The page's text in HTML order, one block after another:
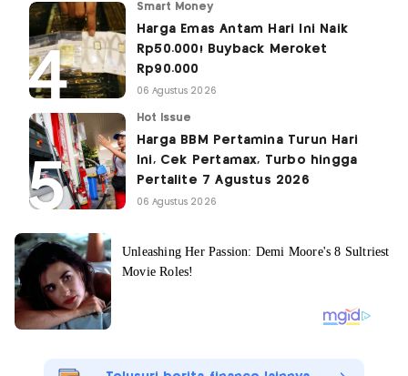
Smart Money
Harga Emas Antam Hari Ini Naik
Rp50.000! Buyback Meroket
Rp90.000
06 Agustus 2026
Hot Issue
Harga BBM Pertamina Turun Hari
Ini, Cek Pertamax, Turbo hingga
Pertalite 7 Agustus 2026
06 Agustus 2026